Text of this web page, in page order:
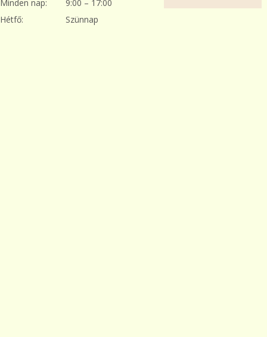
Minden nap:
9:00 – 17:00
Hétfő:
Szünnap